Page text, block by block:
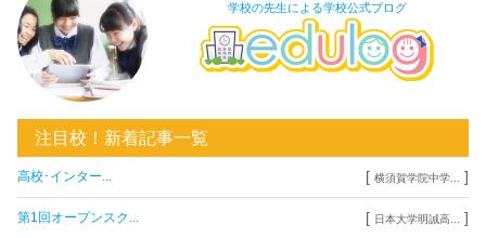
学校の先生による学校公式ブログ
注目校！新着記事一覧
高校･インター... [ 横須賀学院中学... ]
第1回オープンスク... [ 日本大学明誠高... ]